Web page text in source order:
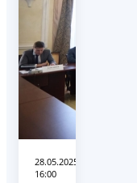
28.05.2025
16:00